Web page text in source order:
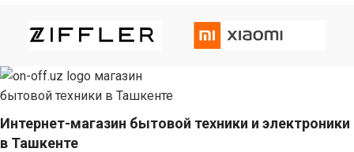
Интернет-магазин бытовой техники и электроники
в Ташкенте